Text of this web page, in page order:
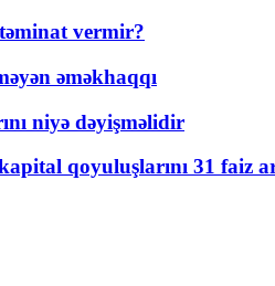
vermir?
əməkhaqqı
niyə dəyişməlidir
qoyuluşlarını 31 faiz